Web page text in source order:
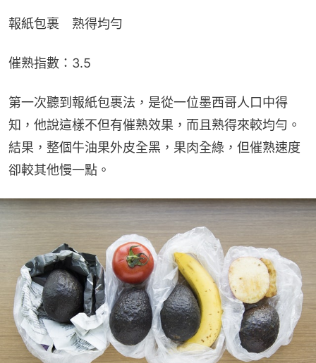
報紙包裹　熟得均勻
催熟指數：3.5
第一次聽到報紙包裹法，是從一位墨西哥人口中得
知，他說這樣不但有催熟效果，而且熟得來較均勻。
結果，整個牛油果外皮全黑，果肉全綠，但催熟速度
卻較其他慢一點。